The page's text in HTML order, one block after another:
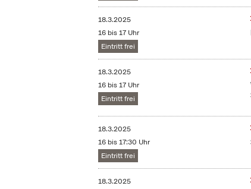
18.3.2025
16 bis 17 Uhr
Eintritt frei
18.3.2025
16 bis 17 Uhr
Eintritt frei
18.3.2025
16 bis 17:30 Uhr
Eintritt frei
18.3.2025